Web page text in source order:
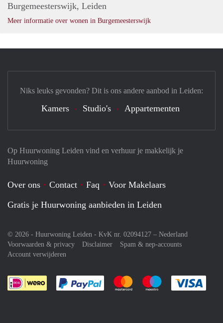
Burgemeesterswijk, Leiden
Meer informatie over wonen in Burgemeesterswijk
Op Huurwoning Leiden vind en verhuur je makkelijk je
Huurwoning
Over ons Contact Faq
Voor Makelaars
Gratis je Huurwoning aanbieden in Leiden
© 2026 - Huurwoning Leiden - KvK nr. 02094127 – Nederland
Voorwaarden & privacy
Disclaimer
Spam & nep-accounts
Account verwijderen
Je rekent gemakkelijk af met Paypal
Je rekent gemakkelijk af met
Je rekent
Niks leuks gevonden? Dit is ons andere aanbod in Leiden:
Kamers Studio's Appartementen